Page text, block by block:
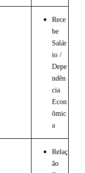
Rece
be
Salár
io /
Depe
ndên
cia
Econ
ômic
a
Relaç
ão